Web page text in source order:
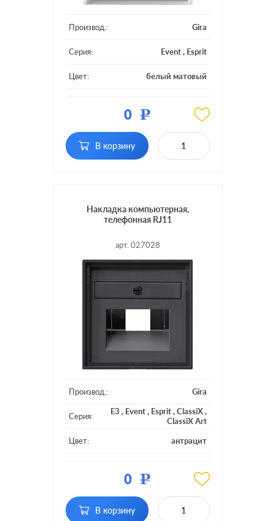
Производ.: Gira
Серия: Event, Esprit
Цвет: белый матовый
разъема:
RJ11, RJ12, RJ45 Cat.3
(ISDN), RJ45 Cat.6a (STP)
0 Р
В корзину
Накладка компьютерная,
телефонная RJ11
арт. 027028
Производ.: Gira
Серия: E3 , Event, Esprit,ClassiX,
ClassiX Art
Цвет:
антрацит
разъема:
RJ11, RJ12, RJ45 Cat.3
(ISDN), RJ45 Cat.6a (STP)
0 Р
В корзину